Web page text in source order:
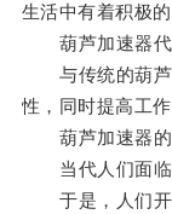
生活中有着积极的
葫芦加速器代
与传统的葫芦
性，同时提高工
葫芦加速器的
当代人们面临
于是，人们开